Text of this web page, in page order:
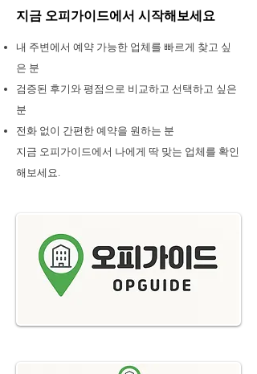
지금 오피가이드에서 시작해보세요
내 주변에서 예약 가능한 업체를 빠르게 찾고 싶
은 분
검증된 후기와 평점으로 비교하고 선택하고 싶은
분
전화 없이 간편한 예약을 원하는 분
지금 오피가이드에서 나에게 딱 맞는 업체를 확인
해보세요.